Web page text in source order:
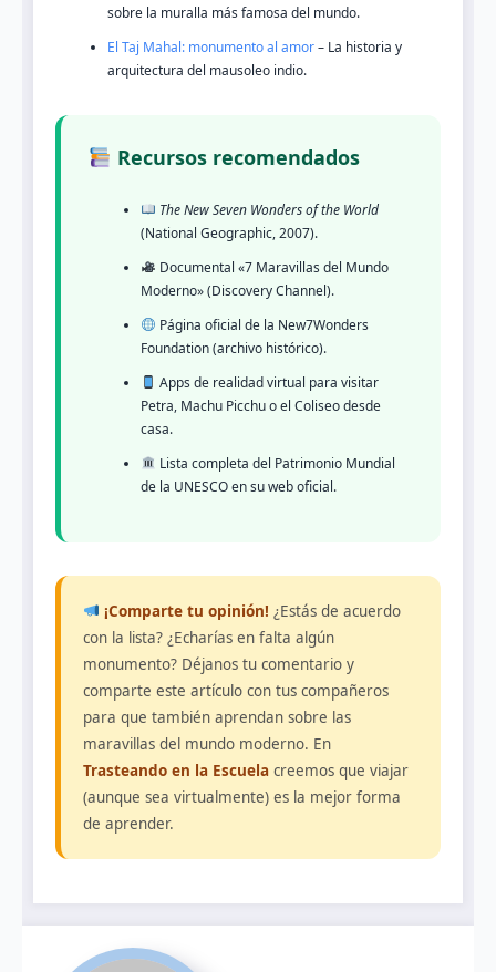
sobre la muralla más famosa del mundo.
El Taj Mahal: monumento al amor– La historia y
arquitectura del mausoleo indio.
Recursos recomendados
The New Seven Wonders of the World
(National Geographic, 2007).
Documental «7 Maravillas del Mundo
Moderno» (Discovery Channel).
Página oficial de la New7Wonders
Foundation (archivo histórico).
Apps de realidad virtual para visitar
Petra, Machu Picchu o el Coliseo desde
casa.
Lista completa del Patrimonio Mundial
de la UNESCO en su web oficial.
¡Comparte tu opinión! ¿Estás de acuerdo
con la lista? ¿Echarías en falta algún
monumento? Déjanos tu comentario y
comparte este artículo con tus compañeros
para que también aprendan sobre las
maravillas del mundo moderno. En
Trasteando en la Escuela creemos que viajar
(aunque sea virtualmente) es la mejor forma
de aprender.